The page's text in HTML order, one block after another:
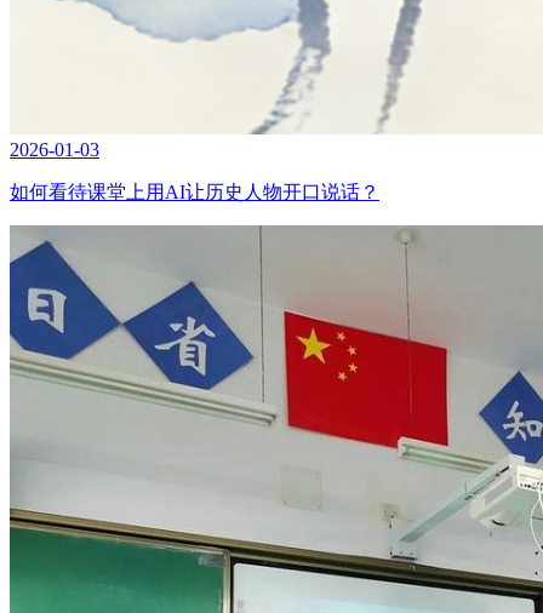
2026-01-03
如何看待课堂上用AI让历史人物开口说话？